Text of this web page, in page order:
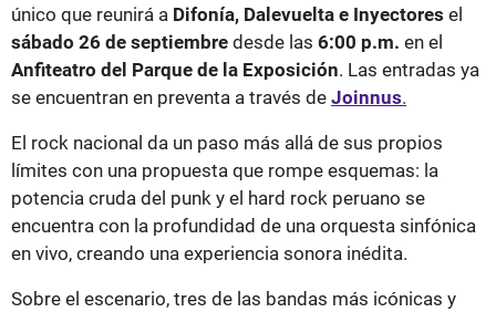
único que reunirá a Difonía, Dalevuelta e Inyectores el
sábado 26 de septiembre desde las 6:00 p.m. en el
Anfiteatro del Parque de la Exposición. Las entradas ya
se encuentran en preventa a través de Joinnus.
El rock nacional da un paso más allá de sus propios
límites con una propuesta que rompe esquemas: la
potencia cruda del punk y el hard rock peruano se
encuentra con la profundidad de una orquesta sinfónica
en vivo, creando una experiencia sonora inédita.
Sobre el escenario, tres de las bandas más icónicas y